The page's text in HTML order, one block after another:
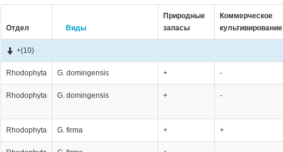
Отдел Виды
Природные
запасы
Коммерческое
культивирование
+(10)
Rhodophyta G. domingensis + -
Rhodophyta G. domingensis + -
Rhodophyta G. firma + +